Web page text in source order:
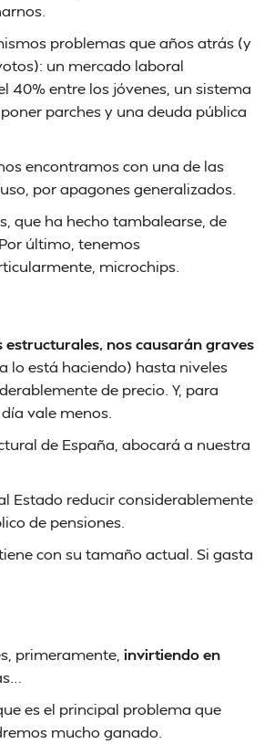
problemas que años atrás (y
un mercado laboral
40% entre los jóvenes, un sistema
parches y una deuda pública
encontramos con una de las
por apagones generalizados.
que ha hecho tambalearse, de
último, tenemos
microchips.
nos causarán graves
lo está haciendo) hasta niveles
de precio. Y, para
vale menos.
de España, abocará a nuestra
Estado reducir considerablemente
de pensiones.
con su tamaño actual. Si gasta
primeramente, invirtiendo en
es el principal problema que
mucho ganado.